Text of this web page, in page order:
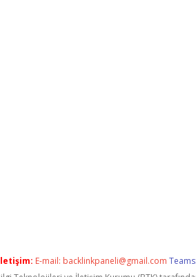
E-mail: backlinkpaneli@gmail.com